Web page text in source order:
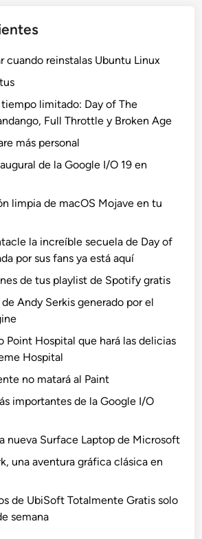
cuando reinstalas Ubuntu Linux
limitado: Day of The
Full Throttle y Broken Age
más personal
de la Google I/O 19 en
limpia de macOS Mojave en tu
la increíble secuela de Day of
por sus fans ya está aquí
de tus playlist de Spotify gratis
Andy Serkis generado por el
Point Hospital que hará las delicias
Hospital
no matará al Paint
importantes de la Google I/O
nueva Surface Laptop de Microsoft
una aventura gráfica clásica en
de UbiSoft Totalmente Gratis solo
semana